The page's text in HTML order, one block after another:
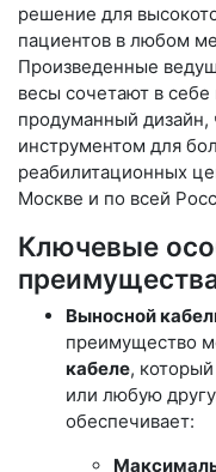
решение для
пациентов в любом
Произведенные
весы сочетают в
продуманный
инструментом для
реабилитационных
Москве и по всей
Ключевые
Выносной
преимущество
кабеле,
или любую
обеспечивает: